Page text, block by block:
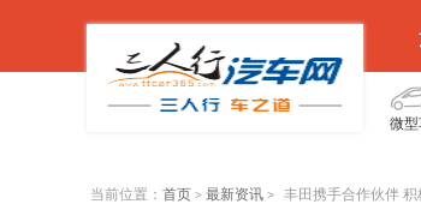
微
当前位置： 首页 > 最新资讯 > 丰田携手合作伙伴